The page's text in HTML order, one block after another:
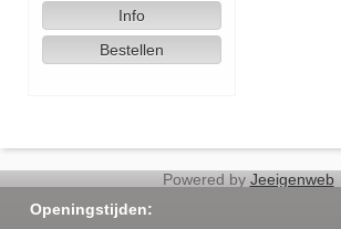
Openingstijden:
Powered by Jeeigenweb